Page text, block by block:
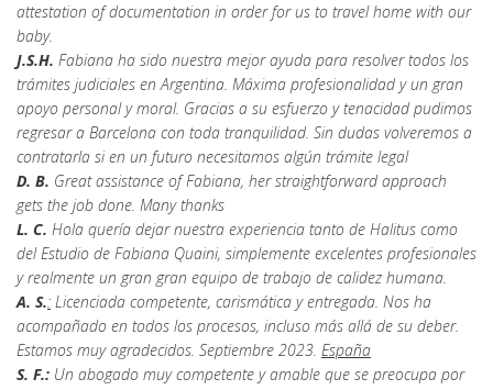
attestation of documentation in order for us to travel home with our
baby.
J.S.H. Fabiana ha sido nuestra mejor ayuda para resolver todos los
trámites judiciales en Argentina. Máxima profesionalidad y un gran
apoyo personal y moral. Gracias a su esfuerzo y tenacidad pudimos
regresar a Barcelona con toda tranquilidad. Sin dudas volveremos a
contratarla si en un futuro necesitamos algún trámite legal
D. B. Great assistance of Fabiana, her straightforward approach
gets the job done. Many thanks
L. C. Hola quería dejar nuestra experiencia tanto de Halitus como
del Estudio de Fabiana Quaini, simplemente excelentes profesionales
y realmente un gran gran equipo de trabajo de calidez humana.
A. S.: Licenciada competente, carismática y entregada. Nos ha
acompañado en todos los procesos, incluso más allá de su deber.
Estamos muy agradecidos. Septiembre 2023. España
S. F.: Un abogado muy competente y amable que se preocupa por